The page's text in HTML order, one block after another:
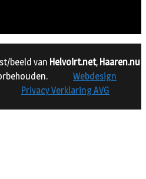
beeld van Helvoirt.net, Haaren.nu
Webdesign
Privacy Verklaring AVG